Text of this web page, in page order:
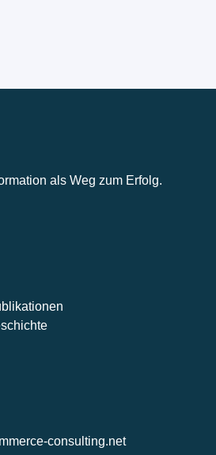
als Weg zum Erfolg.
consulting.net